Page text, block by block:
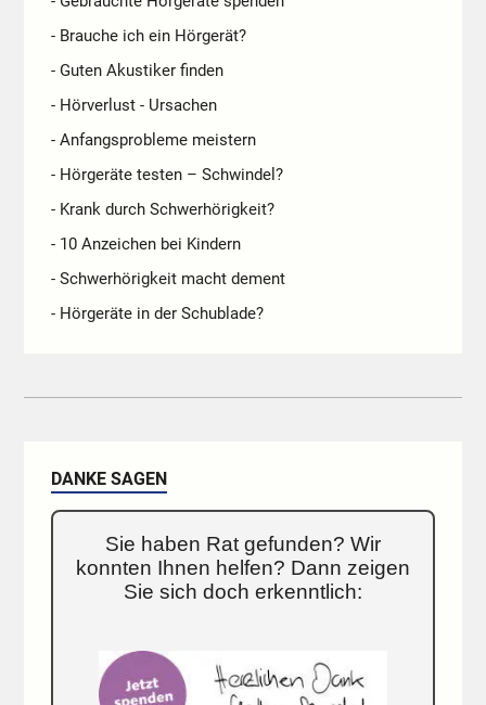
- Brauche ich ein Hörgerät?
- Guten Akustiker finden
- Hörverlust - Ursachen
- Anfangsprobleme meistern
- Hörgeräte testen – Schwindel?
- Krank durch Schwerhörigkeit?
- 10 Anzeichen bei Kindern
- Schwerhörigkeit macht dement
- Hörgeräte in der Schublade?
DANKE SAGEN
Sie haben Rat gefunden? Wir
konnten Ihnen helfen? Dann zeigen
Sie sich doch erkenntlich: